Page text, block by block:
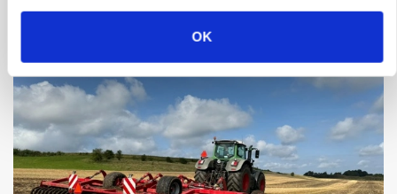
OK
Snart kan man søge tilskud til naturprojekter